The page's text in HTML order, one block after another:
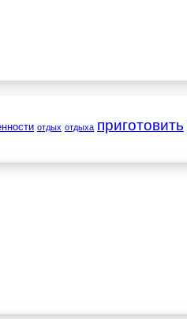
отдых отдыха приготовить